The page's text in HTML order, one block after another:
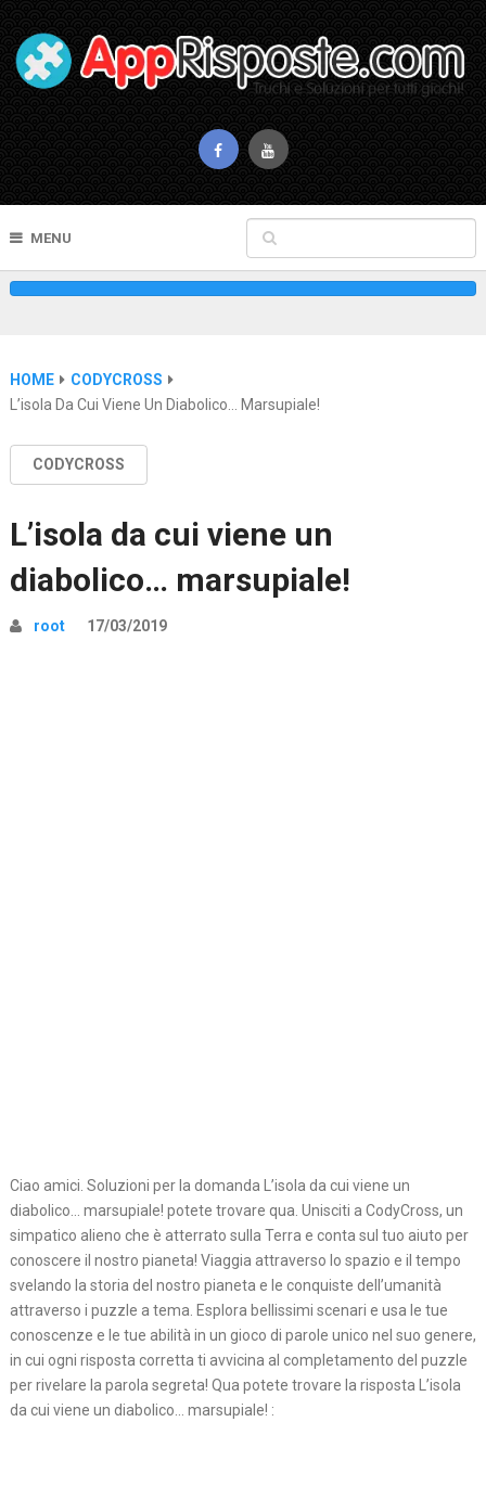
MENU
HOME
CODYCROSS
L’isola Da Cui Viene Un Diabolico… Marsupiale!
CODYCROSS
L’isola da cui viene un
diabolico… marsupiale!
root 17/03/2019
Ciao amici. Soluzioni per la domanda L’isola da cui viene un
diabolico… marsupiale! potete trovare qua. Unisciti a CodyCross, un
simpatico alieno che è atterrato sulla Terra e conta sul tuo aiuto per
conoscere il nostro pianeta! Viaggia attraverso lo spazio e il tempo
svelando la storia del nostro pianeta e le conquiste dell’umanità
attraverso i puzzle a tema. Esplora bellissimi scenari e usa le tue
conoscenze e le tue abilità in un gioco di parole unico nel suo genere,
in cui ogni risposta corretta ti avvicina al completamento del puzzle
per rivelare la parola segreta! Qua potete trovare la risposta L’isola
da cui viene un diabolico… marsupiale! :